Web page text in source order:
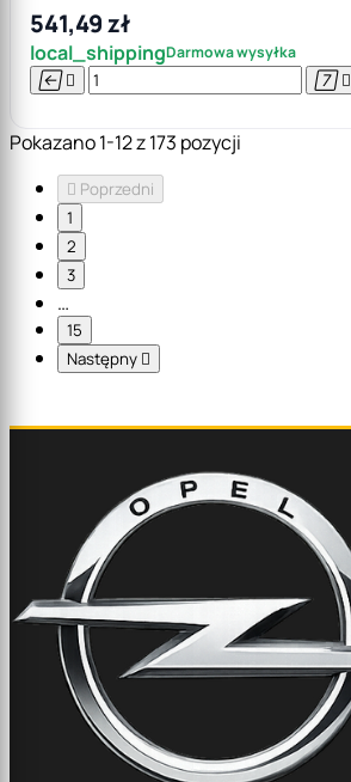
541,49 zł
local_shippingDarmowa wysyłka
   
Pokazano 1-12 z 173 pozycji
 Poprzedni
1
2
3
…
15
Następny 